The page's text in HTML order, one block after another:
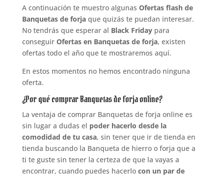
A continuación te muestro algunas Ofertas flash de
Banquetas de forja que quizás te puedan interesar.
No tendrás que esperar al Black Fridaypara
conseguir Ofertas en Banquetas de forja, existen
ofertas todo el año que te mostraremos aquí.
En estos momentos no hemos encontrado ninguna
oferta.
¿Por qué comprar Banquetas de forja online?
La ventaja de comprar Banquetas de forja online es
sin lugar a dudas el poder hacerlo desde la
comodidad de tu casa, sin tener que ir de tienda en
tienda buscando la Banqueta de hierro o forja que a
ti te guste sin tener la certeza de que la vayas a
encontrar, cuando puedes hacerlo con un par de